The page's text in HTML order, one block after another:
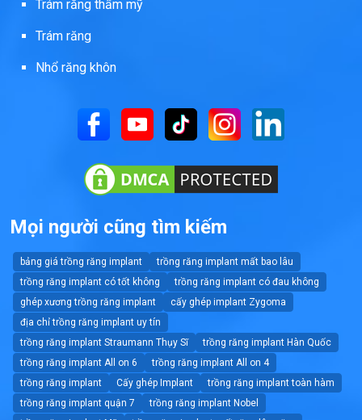
Trám răng thẩm mỹ
Trám răng
Nhổ răng khôn
Mọi người cũng tìm kiếm
bảng giá trồng răng implant
trồng răng implant mất bao lâu
trồng răng implant có tốt không
trồng răng implant có đau không
ghép xương trồng răng implant
cấy ghép implant Zygoma
địa chỉ trồng răng implant uy tín
trồng răng implant Straumann Thụy Sĩ
trồng răng implant Hàn Quốc
trồng răng implant All on 6
trồng răng implant All on 4
trồng răng implant
Cấy ghép Implant
trồng răng implant toàn hàm
trồng răng implant quận 7
trồng răng implant Nobel